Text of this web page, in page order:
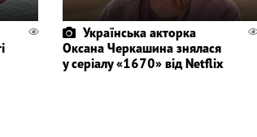
Українська акторка
Оксана Черкашина знялася
у серіалу «1670» від Netflix